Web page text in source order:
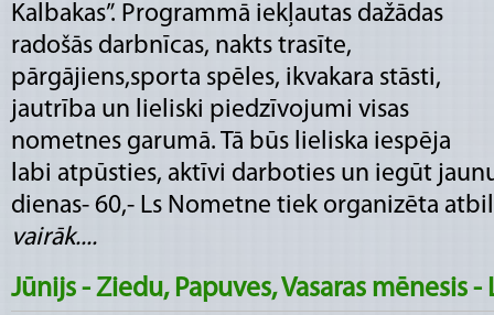
Kalbakas”. Programmā iekļautas dažādas
radošās darbnīcas, nakts trasīte,
pārgājiens,sporta spēles, ikvakara stāsti,
jautrība un lieliski piedzīvojumi visas
nometnes garumā. Tā būs lieliska iespēja
labi atpūsties, aktīvi darboties un iegūt
dienas- 60,- Ls Nometne tiek organizēta
vairāk....
Jūnijs - Ziedu, Papuves, Vasaras mēnesis -